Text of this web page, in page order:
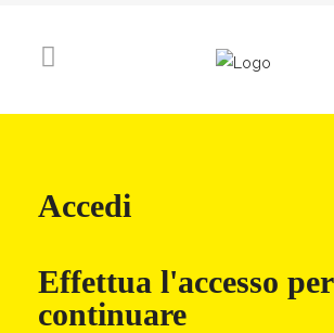
Accedi
Effettua l'accesso per
continuare